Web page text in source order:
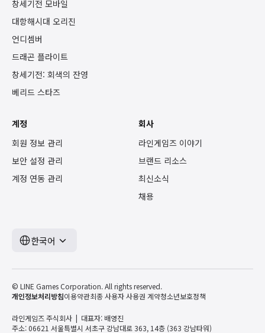
창세기전 모바일
대항해시대 오리진
언디셈버
드래곤 플라이트
창세기전: 회색의 잔영
베리드 스타즈
계정
회원 정보 관리
보안 설정 관리
계정 연동 관리
회사
라인게임즈 이야기
브랜드 리소스
최신소식
채용
한국어
© LINE Games Corporation. All rights reserved.
개인정보처리방침이용약관최종 사용자 사용권 계약청소년보호정책
라인게임즈 주식회사
대표자: 배영진
주소: 06621 서울특별시 서초구 강남대로 363, 14층 (363 강남타워)